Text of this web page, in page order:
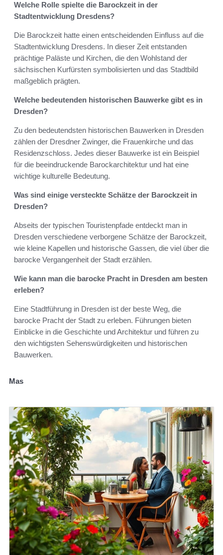
Welche Rolle spielte die Barockzeit in der
Stadtentwicklung Dresdens?
Die Barockzeit hatte einen entscheidenden Einfluss auf die
Stadtentwicklung Dresdens. In dieser Zeit entstanden
prächtige Paläste und Kirchen, die den Wohlstand der
sächsischen Kurfürsten symbolisierten und das Stadtbild
maßgeblich prägten.
Welche bedeutenden historischen Bauwerke gibt es in
Dresden?
Zu den bedeutendsten historischen Bauwerken in Dresden
zählen der Dresdner Zwinger, die Frauenkirche und das
Residenzschloss. Jedes dieser Bauwerke ist ein Beispiel
für die beeindruckende Barockarchitektur und hat eine
wichtige kulturelle Bedeutung.
Was sind einige versteckte Schätze der Barockzeit in
Dresden?
Abseits der typischen Touristenpfade entdeckt man in
Dresden verschiedene verborgene Schätze der Barockzeit,
wie kleine Kapellen und historische Gassen, die viel über die
barocke Vergangenheit der Stadt erzählen.
Wie kann man die barocke Pracht in Dresden am besten
erleben?
Eine Stadtführung in Dresden ist der beste Weg, die
barocke Pracht der Stadt zu erleben. Führungen bieten
Einblicke in die Geschichte und Architektur und führen zu
den wichtigsten Sehenswürdigkeiten und historischen
Bauwerken.
Mas